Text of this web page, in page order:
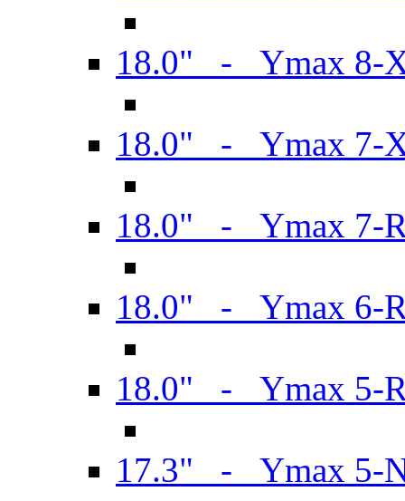
18.0" - Ymax 8-
18.0" - Ymax 7-
18.0" - Ymax 7-
18.0" - Ymax 6-
18.0" - Ymax 5-
17.3" - Ymax 5-